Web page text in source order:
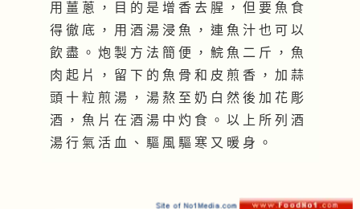
用 薑 蔥 ， 目 的 是 增 香 去 腥 ， 但 要 魚 食
得 徹 底 ， 用 酒 湯 浸 魚 ， 連 魚 汁 也 可 以
飲 盡 。 炮 製 方 法 簡 便 ， 鯇 魚 二 斤 ， 魚
肉 起 片 ， 留 下 的 魚 骨 和 皮 煎 香 ， 加 蒜
頭 十 粒 煎 湯 ， 湯 熬 至 奶 白 然 後 加 花 彫
酒 ， 魚 片 在 酒 湯 中 灼 食 。 以 上 所 列 酒
湯 行 氣 活 血 、 驅 風 驅 寒 又 暖 身 。